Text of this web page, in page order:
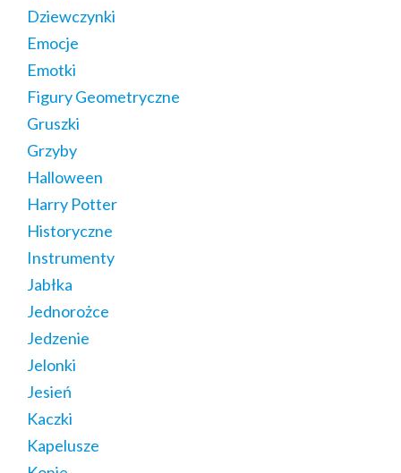
Dziewczynki
Emocje
Emotki
Figury Geometryczne
Gruszki
Grzyby
Halloween
Harry Potter
Historyczne
Instrumenty
Jabłka
Jednorożce
Jedzenie
Jelonki
Jesień
Kaczki
Kapelusze